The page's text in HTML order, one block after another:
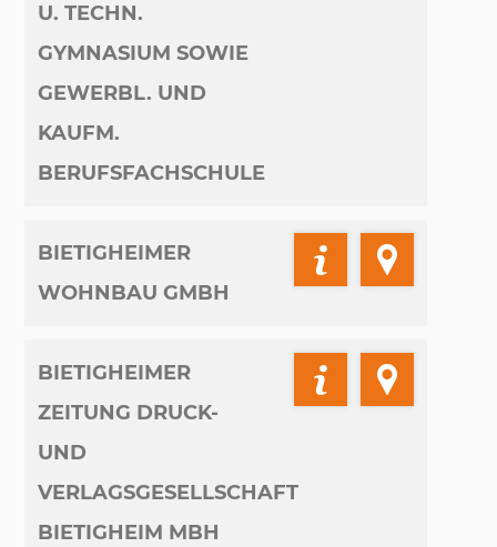
U. TECHN.
GYMNASIUM SOWIE
GEWERBL. UND
KAUFM.
BERUFSFACHSCHULE
BIETIGHEIMER
WOHNBAU GMBH
BIETIGHEIMER
ZEITUNG DRUCK-
UND
VERLAGSGESELLSCHAFT
BIETIGHEIM MBH